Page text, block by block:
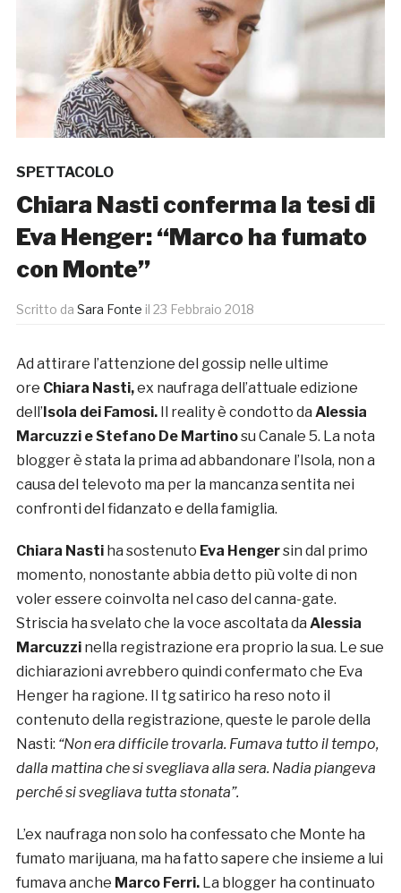
SPETTACOLO
Chiara Nasti conferma la tesi di
Eva Henger: “Marco ha fumato
con Monte”
Scritto da Sara Fonte il 23 Febbraio 2018
Ad attirare l’attenzione del gossip nelle ultime
ore Chiara Nasti,ex naufraga dell’attuale edizione
dell’ Isola dei Famosi.Il reality è condotto da Alessia
Marcuzzi e Stefano De Martinosu Canale 5. La nota
blogger è stata la prima ad abbandonare l’Isola, non a
causa del televoto ma per la mancanza sentita nei
confronti del fidanzato e della famiglia.
Chiara Nastiha sostenuto Eva Hengersin dal primo
momento, nonostante abbia detto più volte di non
voler essere coinvolta nel caso del canna-gate.
Striscia ha svelato che la voce ascoltata da Alessia
Marcuzzinella registrazione era proprio la sua. Le sue
dichiarazioni avrebbero quindi confermato che Eva
Henger ha ragione. Il tg satirico ha reso noto il
contenuto della registrazione, queste le parole della
Nasti: “Non era difficile trovarla. Fumava tutto il tempo,
dalla mattina che si svegliava alla sera. Nadia piangeva
perché si svegliava tutta stonata”.
L’ex naufraga non solo ha confessato che Monte ha
fumato marijuana, ma ha fatto sapere che insieme a lui
fumava anche Marco Ferri.La blogger ha continuato